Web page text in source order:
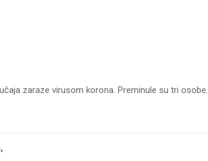
zaraze virusom korona. Preminule su tri osobe.